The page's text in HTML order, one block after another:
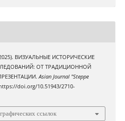
ВИЗУАЛЬНЫЕ ИСТОРИЧЕСКИЕ
ОТ ТРАДИЦИОННОЙ
Asian Journal "Steppe
doi.org/10.51943/2710-
ссылок